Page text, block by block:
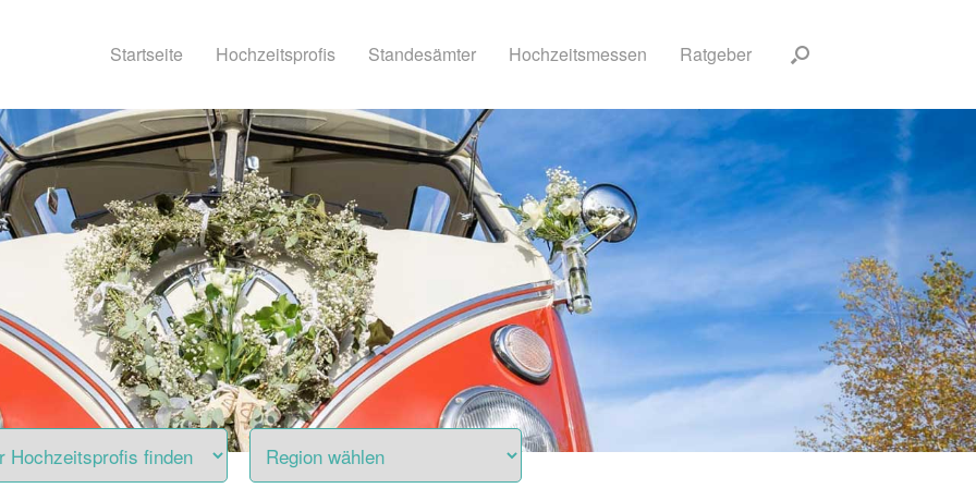
Startseite Hochzeitsprofis Standesämter Hochzeitsmessen Ratgeber